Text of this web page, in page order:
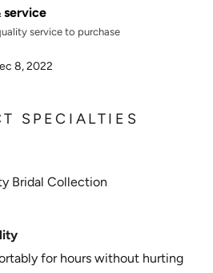
service
service to purchase
8, 2022
SPECIALTIES
Bridal Collection
for hours without hurting